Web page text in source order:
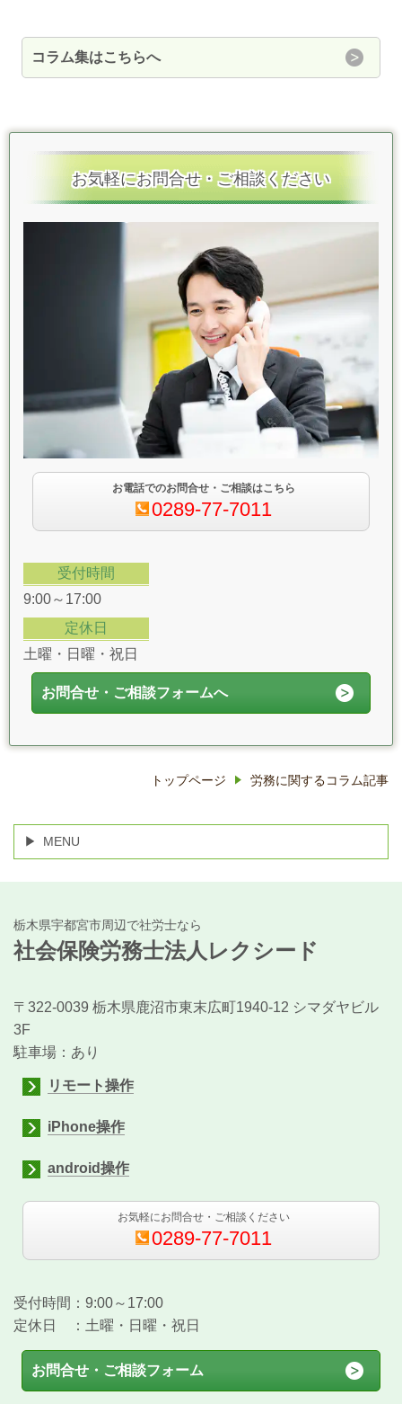
コラム集はこちらへ
お気軽にお問合せ・ご相談ください
お電話でのお問合せ・ご相談はこちら
0289-77-7011
受付時間
9:00～17:00
定休日
土曜・日曜・祝日
お問合せ・ご相談フォームへ
トップページ 労務に関するコラム記事
MENU
栃木県宇都宮市周辺で社労士なら
社会保険労務士法人レクシード
〒322-0039 栃木県鹿沼市東末広町1940-12 シマダヤビル
3F
駐車場：あり
リモート操作
iPhone操作
android操作
お気軽にお問合せ・ご相談ください
0289-77-7011
受付時間：9:00～17:00
定休日 ：土曜・日曜・祝日
お問合せ・ご相談フォーム